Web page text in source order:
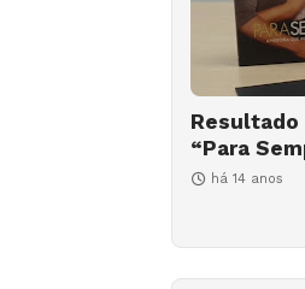
Resultado
“Para
há 14 anos